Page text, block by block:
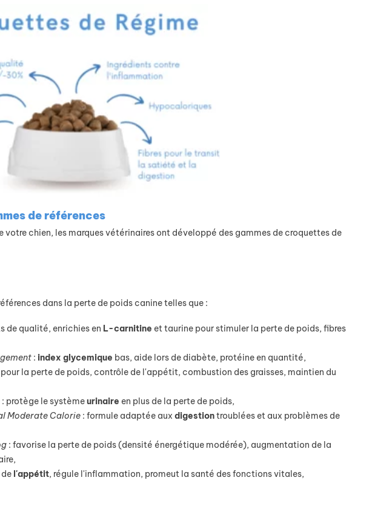
de références
chien, les marques vétérinaires ont développé des gammes de croquettes de
dans la perte de poids canine telles que :
de qualité, enrichies en L-carnitine et taurine pour stimuler la perte de poids, fibres
: index glycemique bas, aide lors de diabète, protéine en quantité,
pour la perte de poids, contrôle de l'appétit, combustion des graisses, maintien du
: protège le systèmeurinaire en plus de la perte de poids,
Moderate Calorie : formule adaptée aux digestiontroublées et aux problèmes de
: favorise la perte de poids (densité énergétique modérée), augmentation de la
de l'appétit, régule l'inflammation, promeut la santé des fonctions vitales,